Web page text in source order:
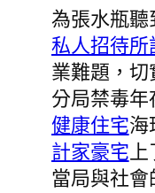
為張水瓶
私人招待所
業難題，
分局禁毒
健康住宅海
計家豪宅上
當局與社會